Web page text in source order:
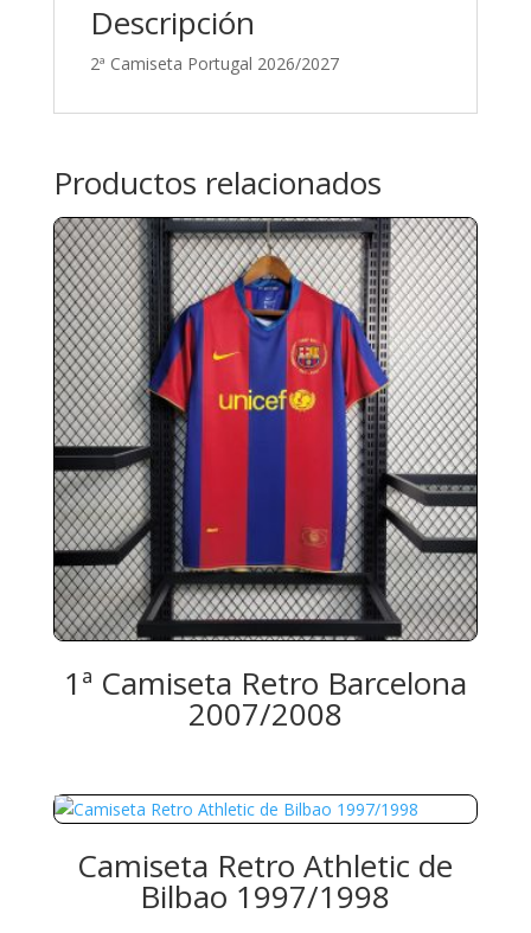
Descripción
2ª Camiseta Portugal 2026/2027
Productos relacionados
1ª Camiseta Retro Barcelona
2007/2008
Camiseta Retro Athletic de
Bilbao 1997/1998